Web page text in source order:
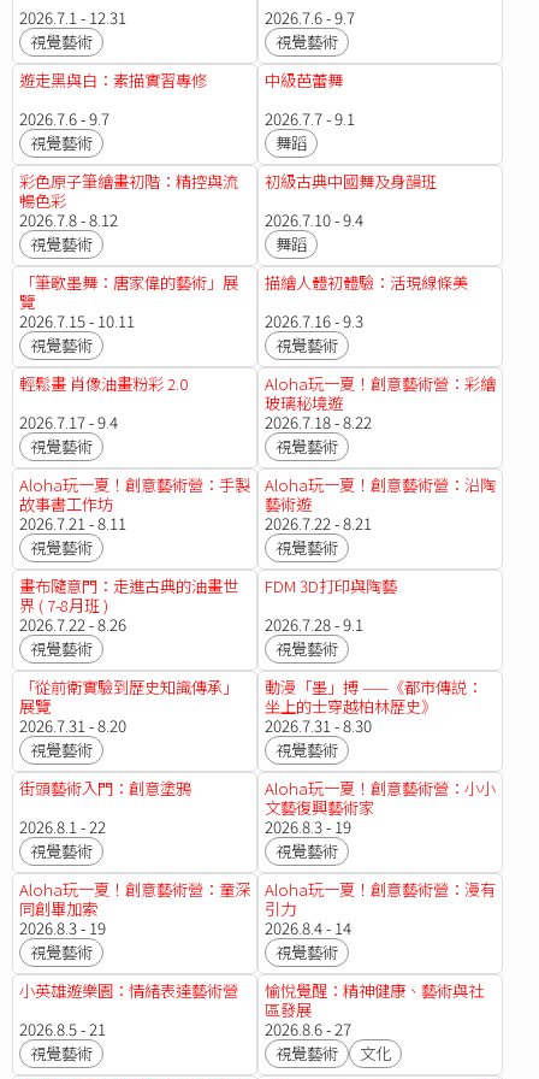
2026.7.1 - 12.31
視覺藝術
2026.7.6 - 9.7
視覺藝術
遊走黑與白：素描實習專修
2026.7.6 - 9.7
視覺藝術
中級芭蕾舞
2026.7.7 - 9.1
舞蹈
彩色原子筆繪畫初階：精控與流
暢色彩
2026.7.8 - 8.12
視覺藝術
初級古典中國舞及身韻班
2026.7.10 - 9.4
舞蹈
「筆歌墨舞：唐家偉的藝術」展
覽
2026.7.15 - 10.11
視覺藝術
描繪人體初體驗：活現線條美
2026.7.16 - 9.3
視覺藝術
輕鬆畫 肖像油畫粉彩 2.0
2026.7.17 - 9.4
視覺藝術
Aloha玩一夏！創意藝術營：彩繪
玻璃秘境遊
2026.7.18 - 8.22
視覺藝術
Aloha玩一夏！創意藝術營：手製
故事書工作坊
2026.7.21 - 8.11
視覺藝術
Aloha玩一夏！創意藝術營：沿陶
藝術遊
2026.7.22 - 8.21
視覺藝術
畫布隨意門：走進古典的油畫世
界 ( 7-8月班 )
2026.7.22 - 8.26
視覺藝術
FDM 3D打印與陶藝
2026.7.28 - 9.1
視覺藝術
「從前衛實驗到歷史知識傳承」
展覽
2026.7.31 - 8.20
視覺藝術
動漫「墨」搏 ——《都市傳説：
坐上的士穿越柏林歷史》
2026.7.31 - 8.30
視覺藝術
街頭藝術入門：創意塗鴉
2026.8.1 - 22
視覺藝術
Aloha玩一夏！創意藝術營：小小
文藝復興藝術家
2026.8.3 - 19
視覺藝術
Aloha玩一夏！創意藝術營：童深
同創畢加索
2026.8.3 - 19
視覺藝術
Aloha玩一夏！創意藝術營：漫有
引力
2026.8.4 - 14
視覺藝術
小英雄遊樂園：情緒表達藝術營
2026.8.5 - 21
視覺藝術
愉悅覺醒：精神健康、藝術與社
區發展
2026.8.6 - 27
視覺藝術
文化